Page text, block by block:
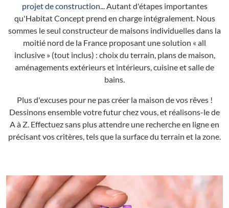
projet de construction... Autant d'étapes importantes
qu'Habitat Concept prend en charge intégralement. Nous
sommes le seul constructeur de maisons individuelles dans la
moitié nord de la France proposant une solution « all
inclusive » (tout inclus) : choix du terrain, plans de maison,
aménagements extérieurs et intérieurs, cuisine et salle de
bains.
Plus d'excuses pour ne pas créer la maison de vos rêves !
Dessinons ensemble votre futur chez vous, et réalisons-le de
A à Z. Effectuez sans plus attendre une recherche en ligne en
précisant vos critères, tels que la surface du terrain et la zone.